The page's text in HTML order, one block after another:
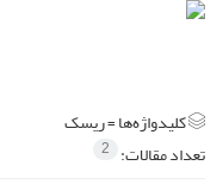
کلیدواژه‌ها =ریسک
تعداد مقالات: 2